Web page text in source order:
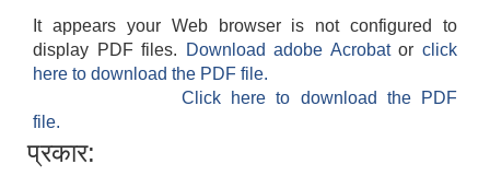
It appears your Web browser is not configured to
display PDF files.
Download adobe Acrobatorclick
here to download the PDF file.
Click here to download the PDF
file.
प्रकार: